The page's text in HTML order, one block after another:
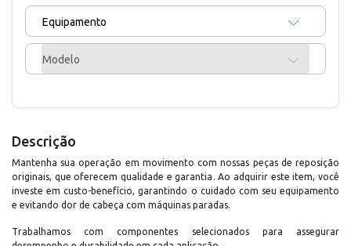
Equipamento
Modelo
Descrição
Mantenha sua operação em movimento com nossas peças de reposição
originais, que oferecem qualidade e garantia. Ao adquirir este item, você
investe em custo-benefício, garantindo o cuidado com seu equipamento
e evitando dor de cabeça com máquinas paradas.
Trabalhamos com componentes selecionados para assegurar